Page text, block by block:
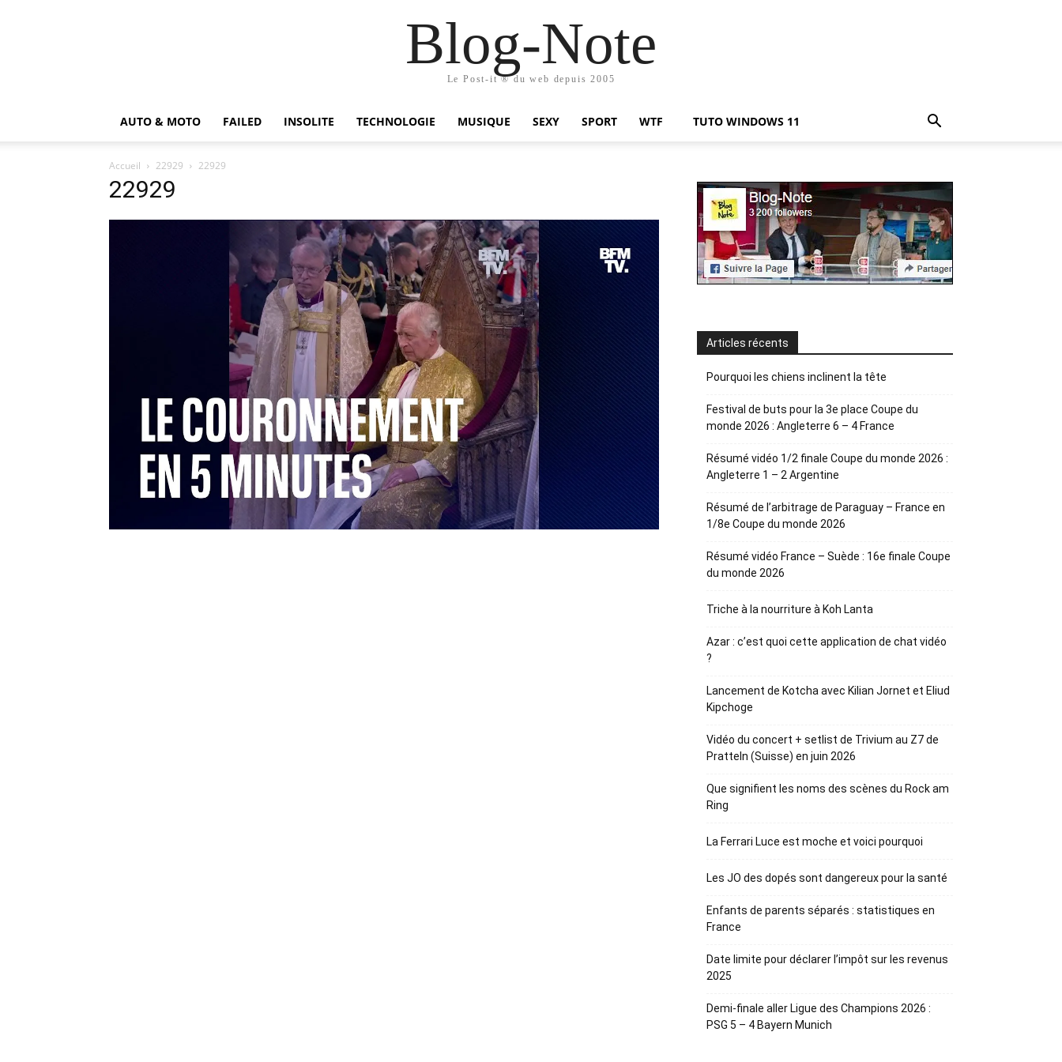
Blog-Note
Le Post-it ® du web depuis 2005
AUTO & MOTO FAILED INSOLITE TECHNOLOGIE MUSIQUE SEXY SPORT WTF TUTO WINDOWS 11
Accueil 22929 22929
22929
Articles récents
Pourquoi les chiens inclinent la tête
Festival de buts pour la 3e place Coupe du
monde 2026 : Angleterre 6 – 4 France
Résumé vidéo 1/2 finale Coupe du monde 2026 :
Angleterre 1 – 2 Argentine
Résumé de l’arbitrage de Paraguay – France en
1/8e Coupe du monde 2026
Résumé vidéo France – Suède : 16e finale Coupe
du monde 2026
Triche à la nourriture à Koh Lanta
Azar : c’est quoi cette application de chat vidéo
?
Lancement de Kotcha avec Kilian Jornet et Eliud
Kipchoge
Vidéo du concert + setlist de Trivium au Z7 de
Pratteln (Suisse) en juin 2026
Que signifient les noms des scènes du Rock am
Ring
La Ferrari Luce est moche et voici pourquoi
Les JO des dopés sont dangereux pour la santé
Enfants de parents séparés : statistiques en
France
Date limite pour déclarer l’impôt sur les revenus
2025
Demi-finale aller Ligue des Champions 2026 :
PSG 5 – 4 Bayern Munich